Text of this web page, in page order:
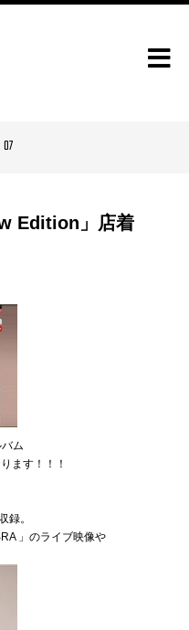
07
Edition」店着
ム
ます！！！
録。
」のライブ映像や